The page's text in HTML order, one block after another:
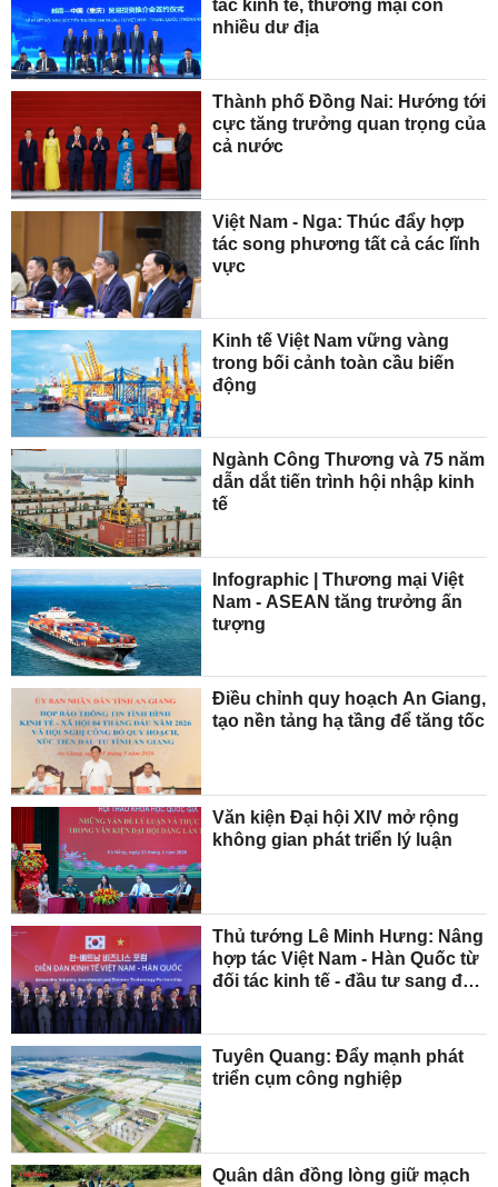
tác kinh tế, thương mại còn
nhiều dư địa
Thành phố Đồng Nai: Hướng tới
cực tăng trưởng quan trọng của
cả nước
Việt Nam - Nga: Thúc đẩy hợp
tác song phương tất cả các lĩnh
vực
Kinh tế Việt Nam vững vàng
trong bối cảnh toàn cầu biến
động
Ngành Công Thương và 75 năm
dẫn dắt tiến trình hội nhập kinh
tế
Infographic | Thương mại Việt
Nam - ASEAN tăng trưởng ấn
tượng
Điều chỉnh quy hoạch An Giang,
tạo nền tảng hạ tầng để tăng tốc
Văn kiện Đại hội XIV mở rộng
không gian phát triển lý luận
Thủ tướng Lê Minh Hưng: Nâng
hợp tác Việt Nam - Hàn Quốc từ
đối tác kinh tế - đầu tư sang đối
Tuyên Quang: Đẩy mạnh phát
triển cụm công nghiệp
Quân dân đồng lòng giữ mạch